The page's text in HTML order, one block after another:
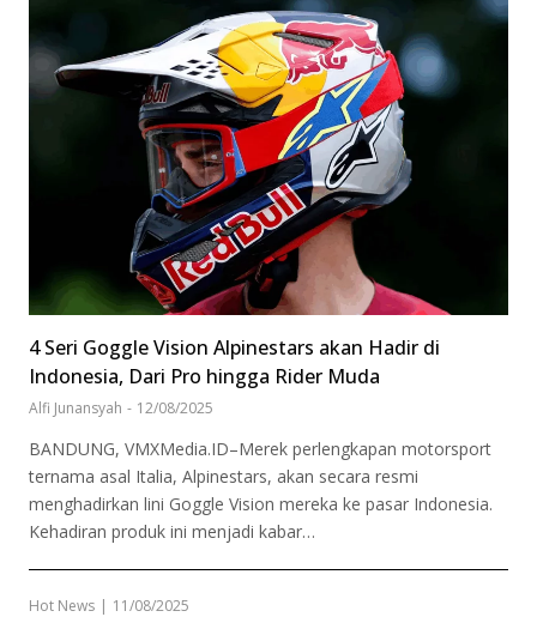
4 Seri Goggle Vision Alpinestars akan Hadir di
Indonesia, Dari Pro hingga Rider Muda
Alfi Junansyah - 12/08/2025
BANDUNG, VMXMedia.ID–Merek perlengkapan motorsport
ternama asal Italia, Alpinestars, akan secara resmi
menghadirkan lini Goggle Vision mereka ke pasar Indonesia.
Kehadiran produk ini menjadi kabar…
Hot News | 11/08/2025